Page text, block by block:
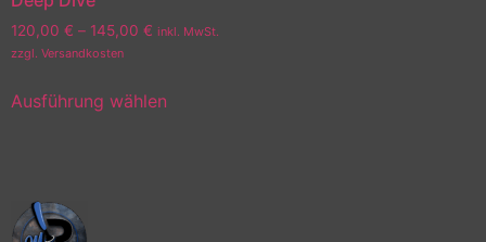
120,00 € – 145,00 € inkl. MwSt.
zzgl. Versandkosten
Ausführung wählen